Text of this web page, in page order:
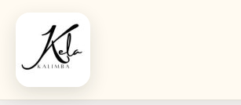
contenu